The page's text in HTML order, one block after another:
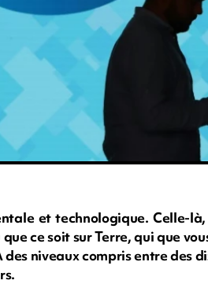
et technologique. Celle-
ce soit sur Terre, qui que
niveaux compris entre des